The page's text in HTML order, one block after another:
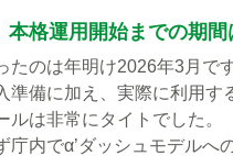
本格運用開始までの期
たのは年明け2026年3月で
準備に加え、実際に利用
ルは非常にタイトでした。
庁内でα’ダッシュモデル